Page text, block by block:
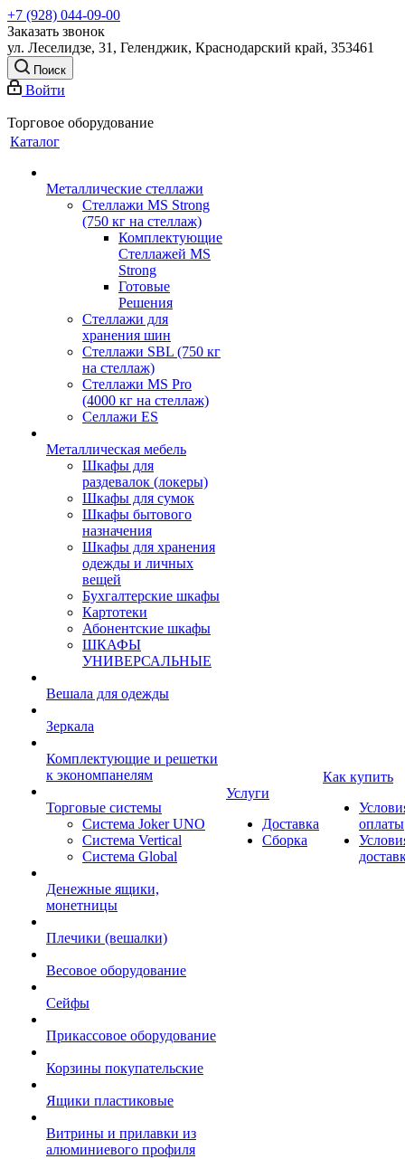
+7 (928) 044-09-00
Заказать звонок
ул. Леселидзе, 31, Геленджик, Краснодарский край, 353461
Поиск
Войти
Торговое оборудование
Каталог
Металлические стеллажи
Стеллажи MS Strong
(750 кг на стеллаж)
Комплектующие
Стеллажей MS
Strong
Готовые
Решения
Стеллажи для
хранения шин
Стеллажи SBL (750 кг
на стеллаж)
Стеллажи MS Pro
(4000 кг на стеллаж)
Селлажи ES
Металлическая мебель
Шкафы для
раздевалок (локеры)
Шкафы для сумок
Шкафы бытового
назначения
Шкафы для хранения
одежды и личных
вещей
Бухгалтерские шкафы
Картотеки
Абонентские шкафы
ШКАФЫ
УНИВЕРСАЛЬНЫЕ
Вешала для одежды
Зеркала
Комплектующие и решетки
к экономпанелям
Торговые системы
Система Joker UNO
Система Vertical
Система Global
Денежные ящики,
монетницы
Плечики (вешалки)
Весовое оборудование
Сейфы
Прикассовое оборудование
Корзины покупательские
Ящики пластиковые
Витрины и прилавки из
алюминиевого профиля
Услуги
Доставка
Сборка
Как купить
оплаты